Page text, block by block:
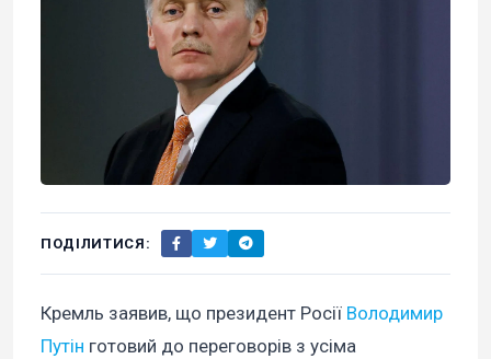
ПОДІЛИТИСЯ:
Кремль заявив, що президент Росії Володимир
Путін готовий до переговорів з усіма